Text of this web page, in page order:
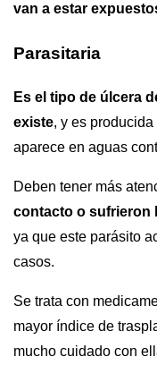
van a estar
Parasitaria
Es el tipo de úlcera
existe, y es
aparece en aguas
Deben tener más
contacto o sufrieron
ya que este parásito
casos.
Se trata con
mayor índice de
mucho cuidado con